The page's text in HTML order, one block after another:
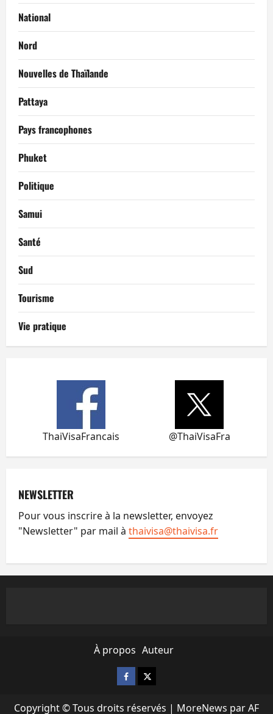
National
Nord
Nouvelles de Thaïlande
Pattaya
Pays francophones
Phuket
Politique
Samui
Santé
Sud
Tourisme
Vie pratique
ThaiVisaFrancais @ThaiVisaFra
NEWSLETTER
Pour vous inscrire à la newsletter, envoyez
"Newsletter" par mail à thaivisa@thaivisa.fr
À propos Auteur
Facebook
X
Copyright © Tous droits réservés | MoreNews par AF